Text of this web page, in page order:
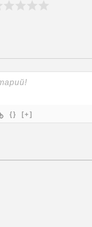
{} [+]